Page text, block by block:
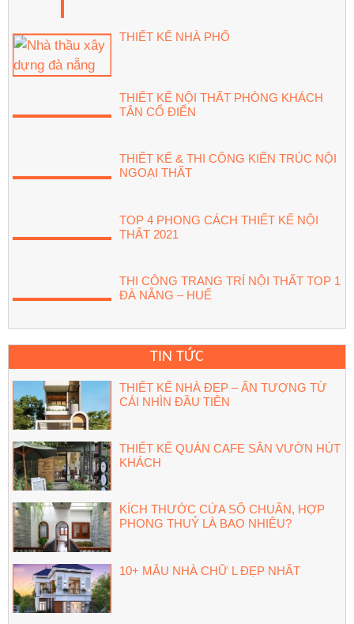
THIẾT KẾ NHÀ PHỐ
THIẾT KẾ NỘI THẤT PHÒNG KHÁCH
TÂN CỔ ĐIỂN
THIẾT KẾ & THI CÔNG KIẾN TRÚC NỘI
NGOẠI THẤT
TOP 4 PHONG CÁCH THIẾT KẾ NỘI
THẤT 2021
THI CÔNG TRANG TRÍ NỘI THẤT TOP 1
ĐÀ NẴNG – HUẾ
TIN TỨC
THIẾT KẾ NHÀ ĐẸP – ẤN TƯỢNG TỪ
CÁI NHÌN ĐẦU TIÊN
THIẾT KẾ QUÁN CAFE SÂN VƯỜN HÚT
KHÁCH
KÍCH THƯỚC CỬA SỔ CHUẨN, HỢP
PHONG THUỶ LÀ BAO NHIÊU?
10+ MẪU NHÀ CHỮ L ĐẸP NHẤT